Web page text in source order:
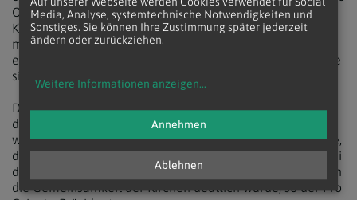
Oriente-Präsident Johann Marte an die anwesenden
Kirchenoberhäupter. Es brauche dringend Initiativen zu
mehr Einheit. Nur geeint könnten die Christen einen
erfolgreichen Dialog mit andern Religionen führen, zeigte
sich Marte überzeugt.
Die Erfahrung der vergangenen 50 Jahre zeige, so Marte,
dass der theologische Dialog notwendig ist. Noch
wichtiger aber sei die spirituelle Dimension der Ökumene,
die sich in persönlichen Begegnungen konkretisiere. Er sei
dankbar für viele solcher persönlicher Momente, in denen
die Gemeinsamkeit der Kirchen deutlich wurde, so der Pro
Media, Analyse, systemtechnische Notwendigkeiten und
Sonstiges. Sie können Ihre Zustimmung später jederzeit
ändern oder zurückziehen.
Weitere Informationen anzeigen...
Ablehnen
Annehmen